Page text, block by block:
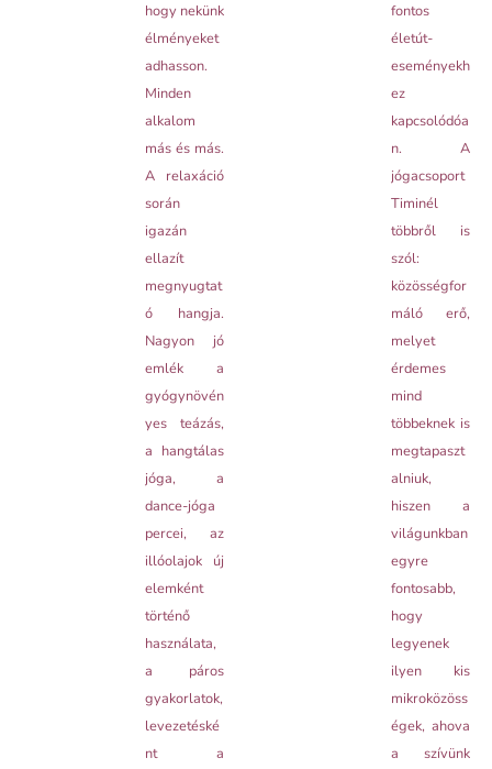
hogy nekünk
élményeket
adhasson.
Minden
alkalom
más és más.
A relaxáció
során
igazán
ellazít
megnyugtat
ó hangja.
Nagyon jó
emlék a
gyógynövén
yes teázás,
a hangtálas
jóga, a
dance-jóga
percei, az
illóolajok új
elemként
történő
használata,
a páros
gyakorlatok,
levezetéské
nt a
fontos
életút-
eseményekh
ez
kapcsolódóa
n. A
jógacsoport
Timinél
többről is
szól:
közösségfor
máló erő,
melyet
érdemes
mind
többeknek is
megtapaszt
alniuk,
hiszen a
világunkban
egyre
fontosabb,
hogy
legyenek
ilyen kis
mikroközöss
égek, ahova
a szívünk